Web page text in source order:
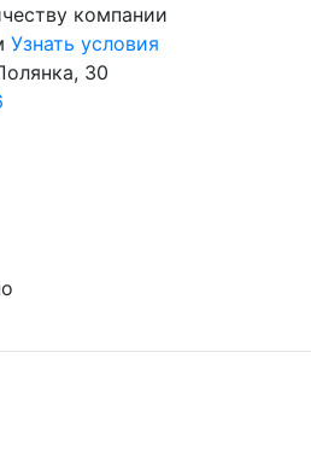
компании
Узнать условия
30